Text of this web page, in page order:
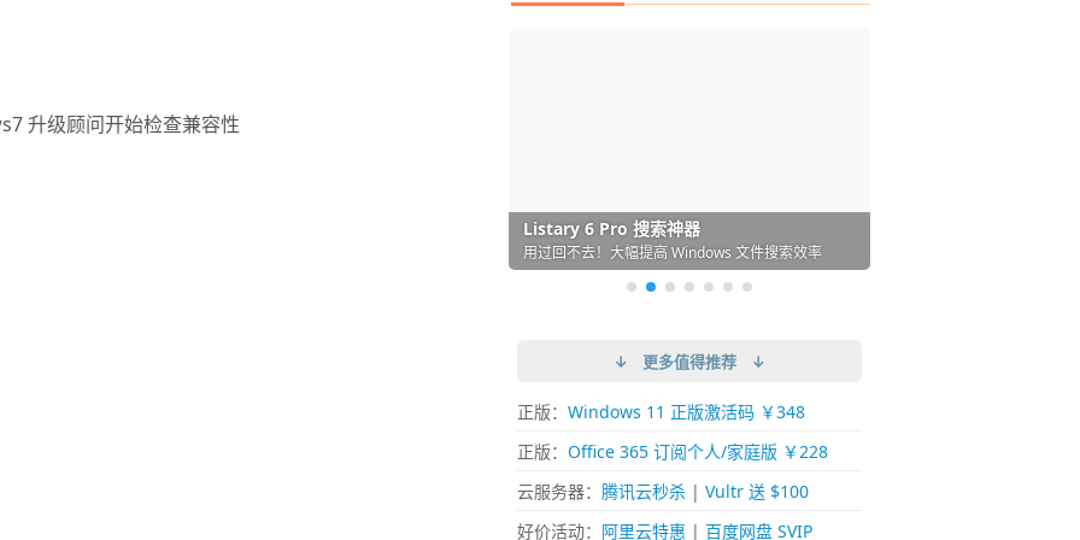
升级顾问开始检查兼容性
IDM 必备的下载神器
超强的 Windows 平台下载工具
Listary 6 Pro 搜索神器
用过回不去！大幅提高 Windows 文件搜索效率
Fences 桌面图标自动整理/美化神器
懒人必备！图标再多桌面也不再凌乱！
Parallels Desktop 虚拟机
在 Mac 上流畅运行 Windows (支持 M 芯片)
Downie 下载网络视频的神器 (Mac)
一键下视频，超简单好用！谁用谁知道
Typora - 极简好用的 Markdown 编辑器
颠覆写作体验！跨平台支持 Win / Mac
↓ 更多值得推荐 ↓
正版： Windows 11 正版激活码 ￥348
正版： Office 365 订阅个人/家庭版 ￥228
云服务器： 腾讯云秒杀| Vultr 送 $100
好价活动： 阿里云特惠 | 百度网盘 SVIP